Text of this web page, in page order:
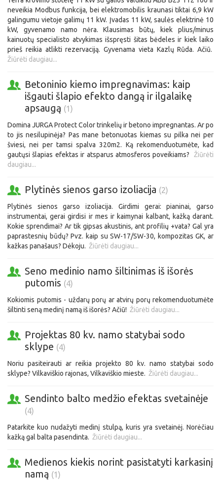
neveikia Modbus funkcija, bei elektromobilis kraunasi tiktai 6,9 kW
galingumu vietoje galimų 11 kW. Įvadas 11 kW, saulės elektrinė 10
kW, gyvenamo namo nėra. Klausimas būtų, kiek plius/minus
kainuotų specialisto atvykimas išspręsti šitas bėdeles ir kiek laiko
prieš reikia atlikti rezervaciją. Gyvenama vieta Kazlų Rūda. Ačiū.
Žiūrėti daugiau...
Betoninio kiemo impregnavimas: kaip
išgauti šlapio efekto dangą ir ilgalaikę
apsaugą (1)
Domina JURGA Protect Color trinkelių ir betono impregnantas. Ar po
to jis nesilupinėja? Pas mane betonuotas kiemas su pilka nei per
šviesi, nei per tamsi spalva 320m2. Ką rekomenduotumėte, kad
gautųsi šlapias efektas ir atsparus atmosferos poveikiams? Žiūrėti
daugiau...
Plytinės sienos garso izoliacija (2)
Plytinės sienos garso izoliacija. Girdimi gerai: pianinai, garso
instrumentai, gerai girdisi ir mes ir kaimynai kalbant, kažką darant.
Kokie sprendimai? Ar tik gipsas akustinis, ant profilių +vata? Gal yra
paprastesnių būdų? Pvz. kaip su SW-17/SW-30, kompozitas GK, ar
kažkas panašaus? Dėkoju. Žiūrėti daugiau...
Seno medinio namo šiltinimas iš išorės
putomis (4)
Kokiomis putomis - uždarų porų ar atvirų porų rekomenduotumėte
šiltinti seną medinį namą iš išorės? Ačiū! Žiūrėti daugiau...
Projektas 80 kv. namo statybai sodo
sklype (4)
Noriu pasiteirauti ar reikia projekto 80 kv. namo statybai sodo
sklype? Vilkaviškio rajonas, Vilkaviškio mieste. Žiūrėti daugiau...
Sendinto balto medžio efektas svetainėje
(4)
Patarkite kuo nudažyti medinį stulpą, kuris yra svetainėj. Norėčiau
kažką gal balta pasendinta. Žiūrėti daugiau...
Medienos kiekis norint pasistatyti karkasinį
namą (1)